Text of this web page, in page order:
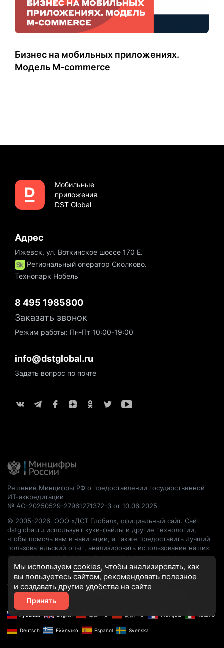
Бизнес на мобильных приложениях.
Модель M-commerce
Мобильные
приложения
DST Global
Адрес
Ижевск, ул. Воткинское шоссе 170 Е.
Региональный оператор Сколково.
Технопарк Нобель
8 495 1985800
Заказать звонок
Режим работы: Пн-Пт 10:00-19:00
info@dstglobal.ru
Задать вопрос по почте
Решение Минцифры РФ о предоставлении государственной
ИТ-аккредитации
№ АО-20250529-27961271372-3 от 10.06.2025
© 2005-2026. ООО «ДСТ Глобал», официальный сайт. Сайт
dstglobal.ru использует куки-файлы и другие технологии,
чтобы помочь вам в навигации, а также предоставить лучший
пользовательский опыт, анализировать использование наших
продуктов и услуг, повысить качество рекламных и
маркетинговых активностей. Если Вы не хотите, чтобы Ваши
пользовательские данные обрабатывались, пожалуйста,
ограничьте их использование в своём браузере.
Пользовательское соглашение
Русский English 繁體中文 简体中文 Français Italiano
Deutsch Ελληνικά Español Svenska
Мы используем cookies, чтобы анализировать, как
вы пользуетесь сайтом, рекомендовать полезное
и создавать другие удобства на сайте
Принять